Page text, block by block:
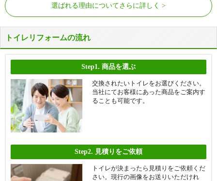
選ばれる理由についてさらに詳しく
トイレリフォームの流れ
Step1. 商品を選ぶ
交換されたいトイレをお選びください。
当社にてお客様にあった商品をご案内す
ることも可能です。
Step2. 見積りをご依頼
トイレが決まったら見積りをご依頼くだ
さい。現行の画像をお送りいただけれ